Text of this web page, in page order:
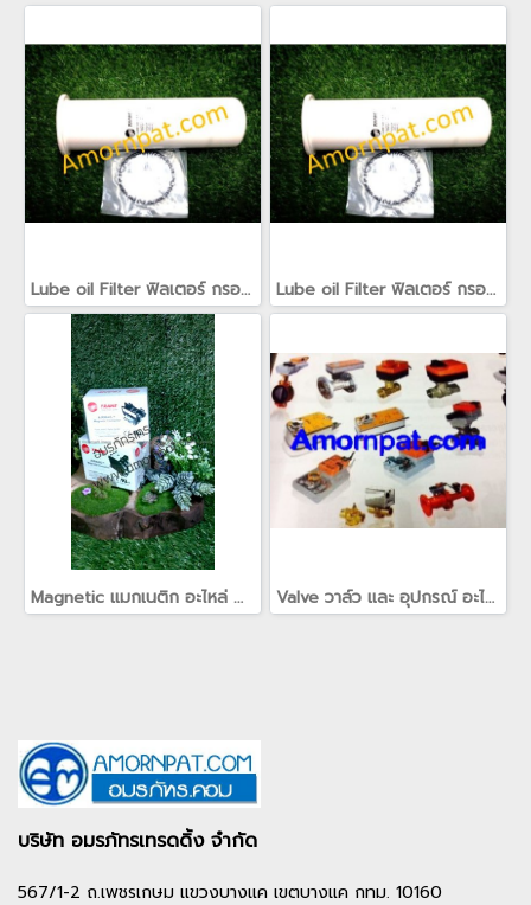
Lube oil Filter ฟิลเตอร์ กรอง นำ้มัน อะไหล่ สำหรับ เครื่องปรับอากาศ เทรน Trane(copy) Lube oil Filter ฟิลเตอร์ กรอง นำ้มัน อะไหล่ สำหรับ เครื่องปรับอากาศ เทรน Trane
Magnetic แมกเนติก อะไหล่ สำหรับ เครื่องปรับอากาศ แอร์ TRANE เทรน(copy) Valve วาล์ว และ อุปกรณ์ อะไหล่ ติดตั้ง สำหรับ เครื่องปรับอากาศ แอร์ เทรน Trane / Belimo เบลิโม่
บริษัท อมรภัทรเทรดดิ้ง จำกัด
567/1-2 ถ.เพชรเกษม แขวงบางแค เขตบางแค กทม. 10160